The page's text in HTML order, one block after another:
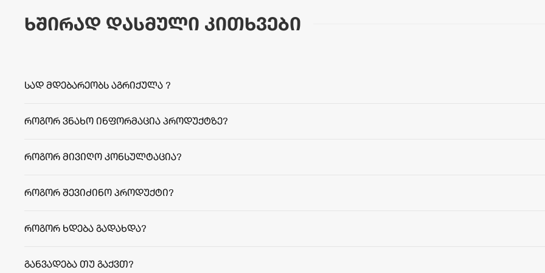
ხშირად დასმული კითხვები
სად მდებარეობს აგრიქულა ?
როგორ ვნახო ინფორმაცია პროდუქტზე?
როგორ მივიღო კონსულტაცია?
როგორ შევიძინო პროდუქტი?
როგორ ხდება გადახდა?
განვადება თუ გაქვთ?